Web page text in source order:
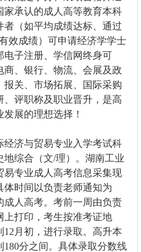
家承认的成人高等教育本科
者（如平均成绩达标、通过
效成绩）可申请经济学学士
电子注册、学信网终身可
、银行、物流、会展及政
报关、市场拓展、国际采购
评职称及职业晋升，是高
展的理想选择！
济与贸易专业入学考试科
地综合（文/理）。湖南工业
易专业成人高考信息采集现
体时间以负责老师通知为
成人高考。考前一周由负责
上打印，考生按准考证地
月初，进行录取。高升本
180分之间。具体录取分数线